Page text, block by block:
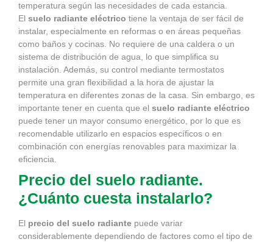
temperatura según las necesidades de cada estancia.
El suelo radiante eléctrico tiene la ventaja de ser fácil de
instalar, especialmente en reformas o en áreas pequeñas
como baños y cocinas. No requiere de una caldera o un
sistema de distribución de agua, lo que simplifica su
instalación. Además, su control mediante termostatos
permite una gran flexibilidad a la hora de ajustar la
temperatura en diferentes zonas de la casa. Sin embargo, es
importante tener en cuenta que el suelo radiante eléctrico
puede tener un mayor consumo energético, por lo que es
recomendable utilizarlo en espacios específicos o en
combinación con energías renovables para maximizar la
eficiencia.
Precio del suelo radiante.
¿Cuánto cuesta instalarlo?
El precio del suelo radiante puede variar
considerablemente dependiendo de factores como el tipo de